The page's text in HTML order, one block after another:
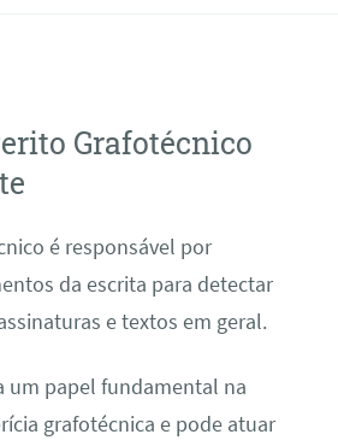
Grafotécnico
é responsável por
da escrita para detectar
e textos em geral.
um papel fundamental na
grafotécnica e pode atuar